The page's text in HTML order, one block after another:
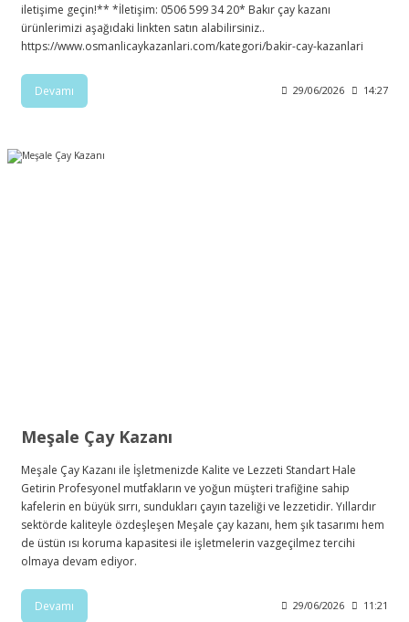
iletişime geçin!** *İletişim: 0506 599 34 20* Bakır çay kazanı
ürünlerimizi aşağıdaki linkten satın alabilirsiniz..
https://www.osmanlicaykazanlari.com/kategori/bakir-cay-kazanlari
Devamı 29/06/2026 14:27
Meşale Çay Kazanı
Meşale Çay Kazanı ile İşletmenizde Kalite ve Lezzeti Standart Hale
Getirin Profesyonel mutfakların ve yoğun müşteri trafiğine sahip
kafelerin en büyük sırrı, sundukları çayın tazeliği ve lezzetidir. Yıllardır
sektörde kaliteyle özdeşleşen Meşale çay kazanı, hem şık tasarımı hem
de üstün ısı koruma kapasitesi ile işletmelerin vazgeçilmez tercihi
olmaya devam ediyor.
Devamı 29/06/2026 11:21